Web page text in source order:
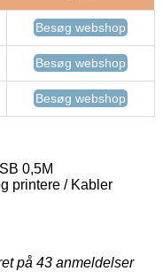
Besøg webshop
Besøg webshop
Besøg webshop
0,5M
printere / Kabler
på 43 anmeldelser